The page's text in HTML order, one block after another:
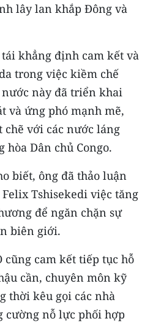
Bắc
và Tây
lây lan khắp Đông và
khẳng định cam kết và
trong việc kiềm chế
này đã triển khai
và ứng phó mạnh mẽ,
chẽ với các nước láng
hòa Dân chủ Congo.
biết, ông đã thảo luận
Tshisekedi việc tăng
để ngăn chặn sự
biên giới.
cam kết tiếp tục hỗ
cần, chuyên môn kỹ
thời kêu gọi các nhà
cường nỗ lực phối hợp